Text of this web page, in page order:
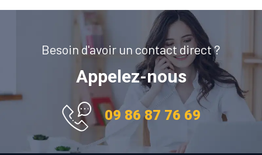
Besoin d'avoir un contact direct ?
Appelez-nous
09 86 87 76 69